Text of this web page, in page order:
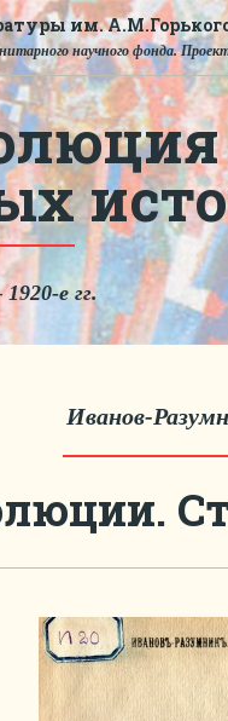
им.
научного фонда.
е гг.
Иванов-